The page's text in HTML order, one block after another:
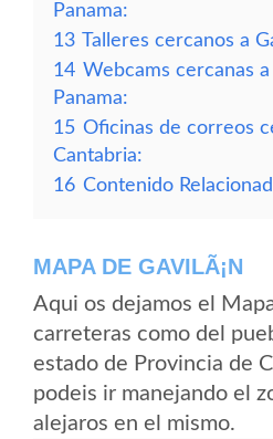
Panama:
13 Talleres cercanos a
14 Webcams cercanas a
Panama:
15 Oficinas de correos
Cantabria:
16 Contenido
MAPA DE GAVILÃ¡N
Aqui os dejamos el
carreteras como del
estado de Provincia de
podeis ir manejando el
alejaros en el mismo.